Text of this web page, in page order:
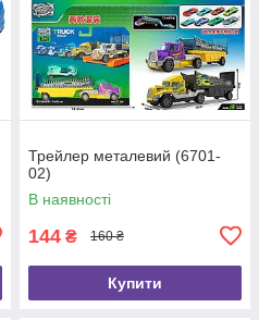
Трейлер металевий (6701-
02)
В наявності
144 ₴ 160 ₴
Купити